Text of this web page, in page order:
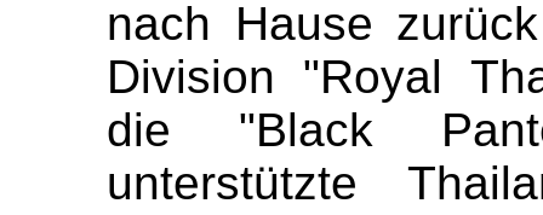
nach Hause
Division "Royal
die "Black
unterstützte